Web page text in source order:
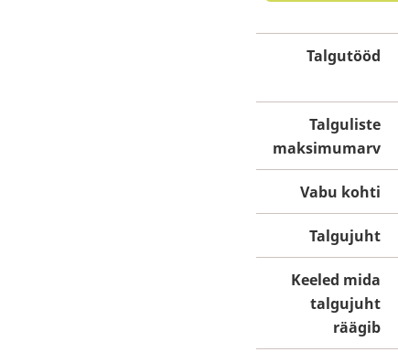
Talgutööd
Talguliste
maksimumarv
Vabu kohti
Talgujuht
Keeled mida
talgujuht
räägib